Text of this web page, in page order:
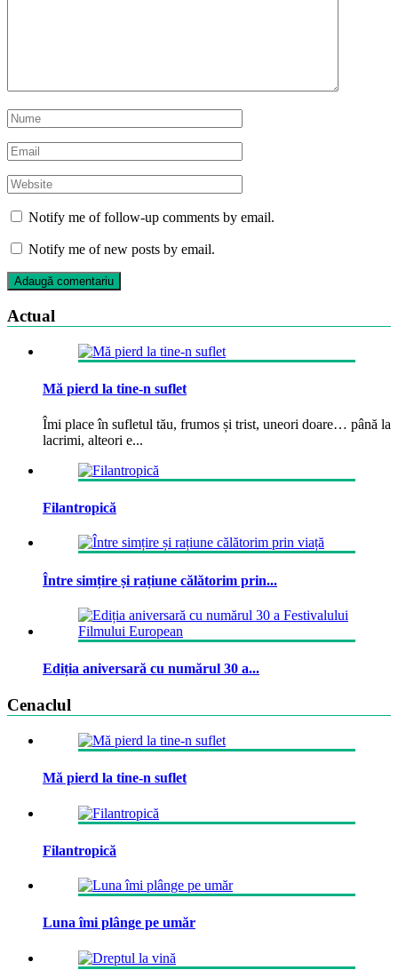
Notify me of follow-up comments by email.
Notify me of new posts by email.
Actual
Mă pierd la tine-n suflet
Îmi place în sufletul tău, frumos și trist, uneori doare… până la
lacrimi, alteori e...
Filantropică
Între simțire și rațiune călătorim prin...
Ediția aniversară cu numărul 30 a...
Cenaclul
Mă pierd la tine-n suflet
Filantropică
Luna îmi plânge pe umăr